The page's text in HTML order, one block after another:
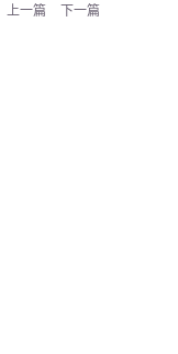
上一篇
下一篇